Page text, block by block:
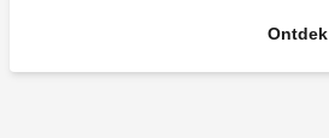
Ontdek